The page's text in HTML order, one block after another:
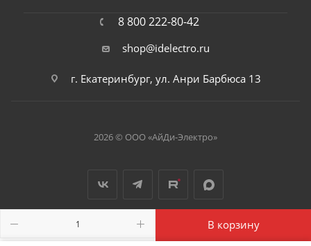
В корзину
8 800 222-80-42
shop@idelectro.ru
г. Екатеринбург, ул. Анри Барбюса 13
2026 © ООО «АйДи-Электро»